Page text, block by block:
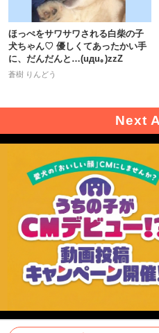
ほっぺをサワサワされる白柴の子
犬ちゃん♡ 優しくてあったかい手
に、だんだんと…(uдu｡)zzZ
蒼樹 りんどう